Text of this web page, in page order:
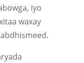
iyo
waxay